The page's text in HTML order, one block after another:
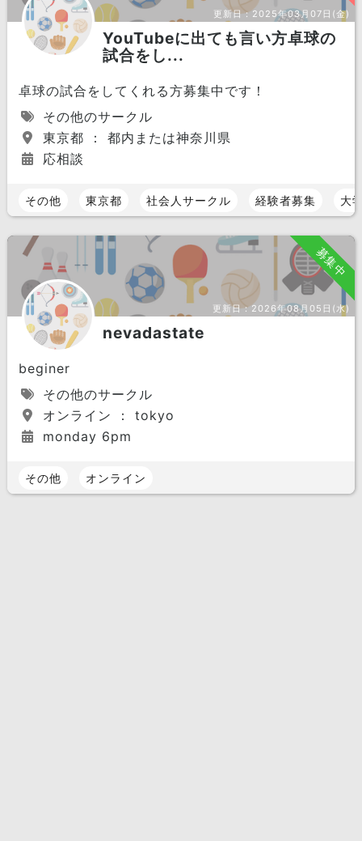
更新日：2025年03月07日(金)
YouTubeに出ても言い方卓球の
試合をし...
卓球の試合をしてくれる方募集中です！
その他のサークル
東京都 ： 都内または神奈川県
応相談
その他 東京都 社会人サークル 経験者募集 大
募集中
更新日：2026年08月05日(水)
nevadastate
beginer
その他のサークル
オンライン ： tokyo
monday 6pm
その他 オンライン